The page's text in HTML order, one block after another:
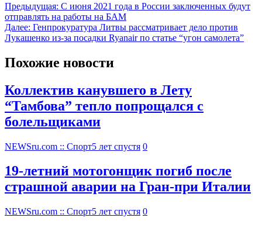
Предыдущая: С июня 2021 года в России заключенных будут
отправлять на работы на БАМ
Далее: Генпрокуратура Литвы рассматривает дело против
Лукашенко из-за посадки Ryanair по статье “угон самолета”
Похожие новости
Коллектив канувшего в Лету
“Тамбова” тепло попрощался с
болельщиками
NEWSru.com :: Спорт5 лет спустя 0
19-летний мотогонщик погиб после
страшной аварии на Гран-при Италии
NEWSru.com :: Спорт5 лет спустя 0